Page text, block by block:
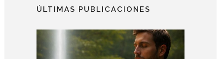
ÚLTIMAS PUBLICACIONES